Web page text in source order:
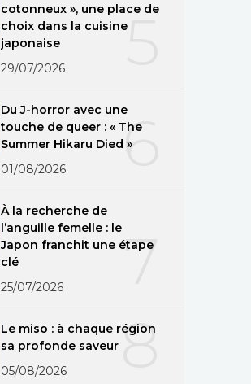
5
cotonneux », une place de
choix dans la cuisine
japonaise
29/07/2026
6
Du J-horror avec une
touche de queer : « The
Summer Hikaru Died »
01/08/2026
7
À la recherche de
l’anguille femelle : le
Japon franchit une étape
clé
25/07/2026
8
Le miso : à chaque région
sa profonde saveur
05/08/2026